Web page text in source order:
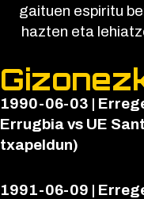
gaituen espiritu
hazten eta
1990-06-03 |
Errugbia vs UE
txapeldun)
1991-06-09 |